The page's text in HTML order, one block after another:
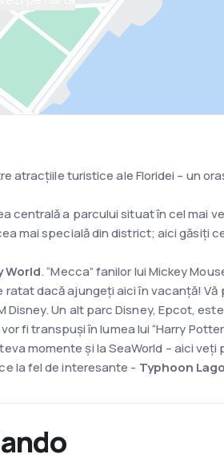
atracțiile turistice ale Floridei – un
a parcului situat în cel mai
mai specială din district; aici găsiți
World. “Mecca” fanilor lui Mickey
dacă ajungeți aici în vacanță! Vă
Un alt parc Disney, Epcot,
fi transpuși în lumea lui “Harry Potter”,
momente și la SeaWorld – aici
la fel de interesante - Typhoon